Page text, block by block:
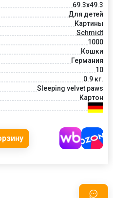
69.3x49.3
Для детей
Картины
Schmidt
1000
Кошки
Германия
10
0.9 кг.
Sleeping velvet paws
Картон